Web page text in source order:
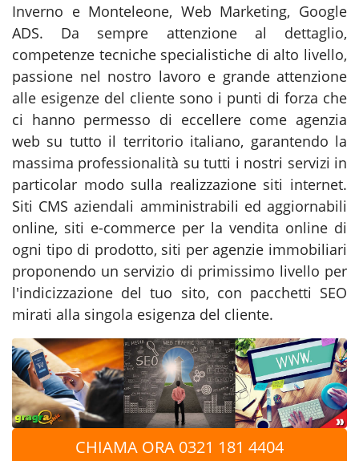
Inverno e Monteleone, Web Marketing, Google
ADS. Da sempre attenzione al dettaglio,
competenze tecniche specialistiche di alto livello,
passione nel nostro lavoro e grande attenzione
alle esigenze del cliente sono i punti di forza che
ci hanno permesso di eccellere come agenzia
web su tutto il territorio italiano, garantendo la
massima professionalità su tutti i nostri servizi in
particolar modo sulla realizzazione siti internet.
Siti CMS aziendali amministrabili ed aggiornabili
online, siti e-commerce per la vendita online di
ogni tipo di prodotto, siti per agenzie immobiliari
proponendo un servizio di primissimo livello per
l'indicizzazione del tuo sito, con pacchetti SEO
mirati alla singola esigenza del cliente.
CHIAMA ORA 0321 181 4404